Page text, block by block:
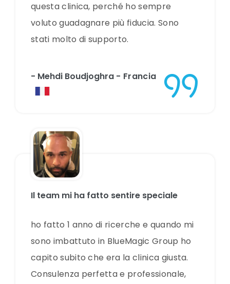
questa clinica, perché ho sempre
voluto guadagnare più fiducia. Sono
stati molto di supporto.
- Mehdi Boudjoghra - Francia
Il team mi ha fatto sentire speciale
ho fatto 1 anno di ricerche e quando mi
sono imbattuto in BlueMagic Group ho
capito subito che era la clinica giusta.
Consulenza perfetta e professionale,